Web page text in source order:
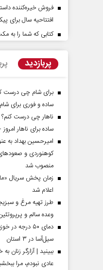
افتتاحیه سال برای
کتابی که شما را به
پربازدید
ساده و فوری برای
ساده برای ناهار
امیرحسین بهداد به
کوهنوردی و
منصوب شد
زمان پخش سریال
اعلام شد
طرز تهیه مرغ و
وعده سالم و
دمای ۵۰ درجه
سیل‌آسا در ۳ استان
ببینید | آزارگر زنان
عادی نبودم، مرا
- نویسنده و پژوهشگر
صفحات نخست